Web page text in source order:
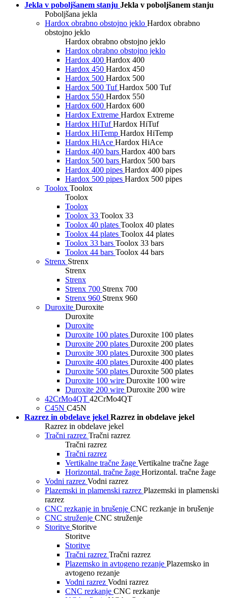
Jekla v poboljšanem stanju Jekla v poboljšanem stanju
Poboljšana jekla
Hardox obrabno obstojno jeklo Hardox obrabno
obstojno jeklo
Hardox obrabno obstojno jeklo
Hardox obrabno obstojno jeklo
Hardox 400 Hardox 400
Hardox 450 Hardox 450
Hardox 500 Hardox 500
Hardox 500 Tuf Hardox 500 Tuf
Hardox 550 Hardox 550
Hardox 600 Hardox 600
Hardox Extreme Hardox Extreme
Hardox HiTuf Hardox HiTuf
Hardox HiTemp Hardox HiTemp
Hardox HiAce Hardox HiAce
Hardox 400 bars Hardox 400 bars
Hardox 500 bars Hardox 500 bars
Hardox 400 pipes Hardox 400 pipes
Hardox 500 pipes Hardox 500 pipes
Toolox Toolox
Toolox
Toolox
Toolox 33 Toolox 33
Toolox 40 plates Toolox 40 plates
Toolox 44 plates Toolox 44 plates
Toolox 33 bars Toolox 33 bars
Toolox 44 bars Toolox 44 bars
Strenx Strenx
Strenx
Strenx
Strenx 700 Strenx 700
Strenx 960 Strenx 960
Duroxite Duroxite
Duroxite
Duroxite
Duroxite 100 plates Duroxite 100 plates
Duroxite 200 plates Duroxite 200 plates
Duroxite 300 plates Duroxite 300 plates
Duroxite 400 plates Duroxite 400 plates
Duroxite 500 plates Duroxite 500 plates
Duroxite 100 wire Duroxite 100 wire
Duroxite 200 wire Duroxite 200 wire
42CrMo4QT 42CrMo4QT
C45N C45N
Razrez in obdelave jekel Razrez in obdelave jekel
Razrez in obdelave jekel
Tračni razrez Tračni razrez
Tračni razrez
Tračni razrez
Vertikalne tračne žage Vertikalne tračne žage
Horizontal. tračne žage Horizontal. tračne žage
Vodni razrez Vodni razrez
Plazemski in plamenski razrez Plazemski in plamenski
razrez
CNC rezkanje in brušenje CNC rezkanje in brušenje
CNC struženje CNC struženje
Storitve Storitve
Storitve
Storitve
Tračni razrez Tračni razrez
Plazemsko in avtogeno rezanje Plazemsko in
avtogeno rezanje
Vodni razrez Vodni razrez
CNC rezkanje CNC rezkanje